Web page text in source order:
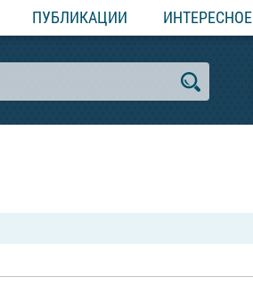
ПУБЛИКАЦИИ ИНТЕРЕСНОЕ